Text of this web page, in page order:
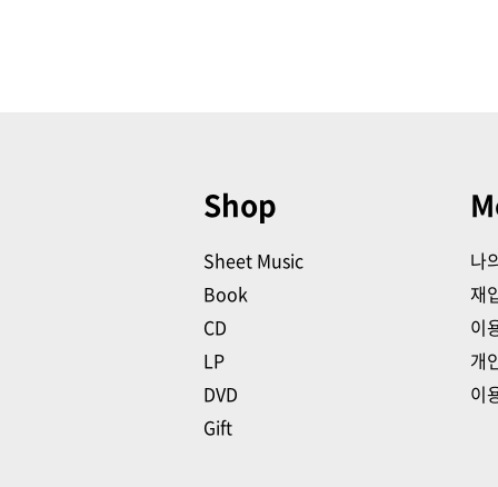
Shop
Sheet Music
Book
CD
LP
DVD
Gift
나
재
이
개
이